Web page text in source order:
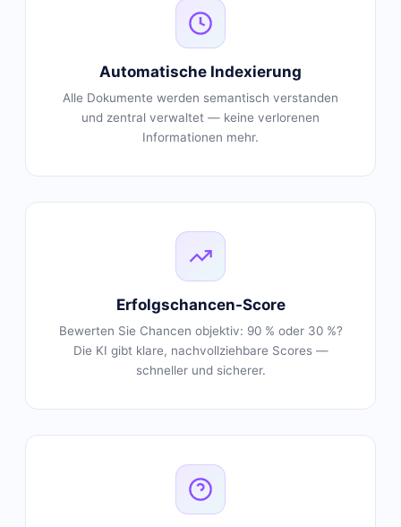
Automatische Indexierung
Alle Dokumente werden semantisch verstanden
und zentral verwaltet — keine verlorenen
Informationen mehr.
Erfolgschancen-Score
Bewerten Sie Chancen objektiv: 90 % oder 30 %?
Die KI gibt klare, nachvollziehbare Scores —
schneller und sicherer.